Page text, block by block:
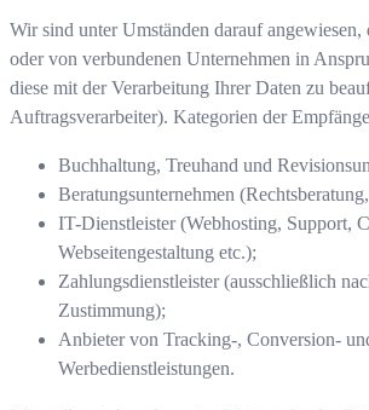
Wir sind unter Umständen darauf
oder von verbundenen Unternehmen in
diese mit der Verarbeitung Ihrer Daten zu
Auftragsverarbeiter). Kategorien der
Buchhaltung, Treuhand und
Beratungsunternehmen
IT-Dienstleister (Webhosting, Support,
Webseitengestaltung etc.);
Zahlungsdienstleister (ausschließlich
Zustimmung);
Anbieter von Tracking-, Conversion-
Werbedienstleistungen.